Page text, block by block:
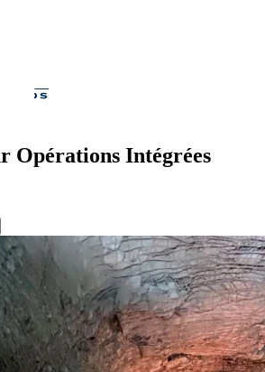
Opérations Intégrées